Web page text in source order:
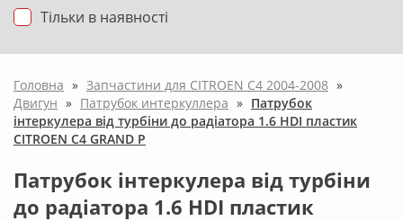
Тільки в наявності
Головна » Запчастини для CITROEN C4 2004-2008 »
Двигун » Патрубок интеркуллера » Патрубок
інтеркулера від турбіни до радіатора 1.6 HDI пластик
CITROEN C4 GRAND P
Патрубок інтеркулера від турбіни
до радіатора 1.6 HDI пластик